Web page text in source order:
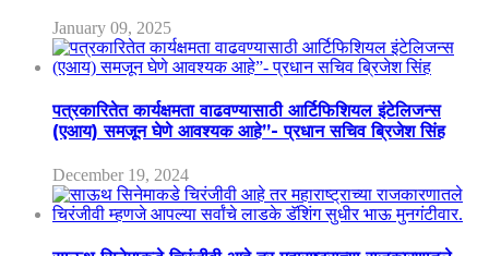
January 09, 2025
पत्रकारितेत कार्यक्षमता वाढवण्यासाठी आर्टिफिशियल इंटेलिजन्स
(एआय) समजून घेणे आवश्यक आहे”- प्रधान सचिव ब्रिजेश सिंह
December 19, 2024